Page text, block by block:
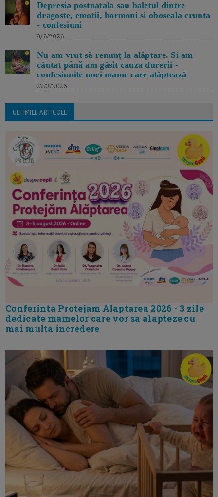
Depresia postnatala sau baletul dintre
dragoste, emotii, hormoni si oboseala crunta
- confesiuni
9/6/2026
Nu am vrut să renunț la alăptare. Si am
căutat până am găsit cauza durerii -
confesiunile unei mame care alăptează
27/3/2026
ULTIMILE ARTICOLE
Conferinta Protejam Alaptarea 2026 - 3 zile
dedicate mamelor care vor sa alapteze cu
mai multa incredere